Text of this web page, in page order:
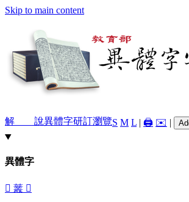
Skip to main content
解 說異體字研訂瀏覽S M L | 🖨️ ✉️ |
異體字
󰫲 䕺 𧆁